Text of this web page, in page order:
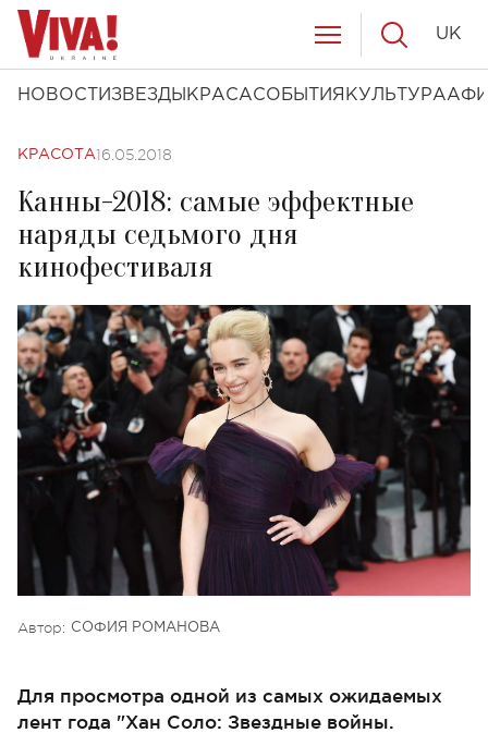
НОВОСТИ ЗВЕЗДЫ КРАСАСОБЫТИЯ КУЛЬТУРА
UK
КРАСОТА16.05.2018
Канны-2018: самые эффектные
наряды седьмого дня
кинофестиваля
Автор: СОФИЯ РОМАНОВА
Для просмотра одной из самых ожидаемых
лент года "Хан Соло: Звездные войны.